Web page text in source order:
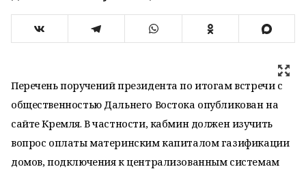
Перечень поручений президента по итогам встречи с
общественностью Дальнего Востока опубликован на
сайте Кремля. В частности, кабмин должен изучить
вопрос оплаты материнским капиталом газификации
домов, подключения к централизованным системам